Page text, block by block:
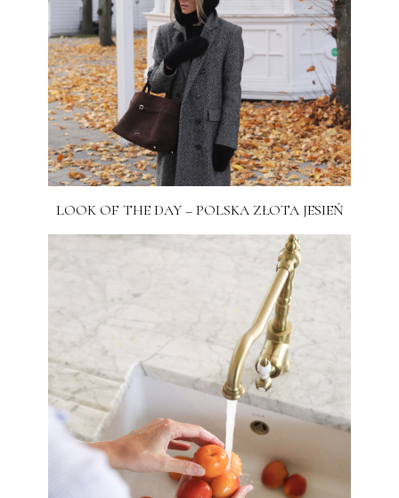
LOOK OF THE DAY – POLSKA ZŁOTA JESIEŃ